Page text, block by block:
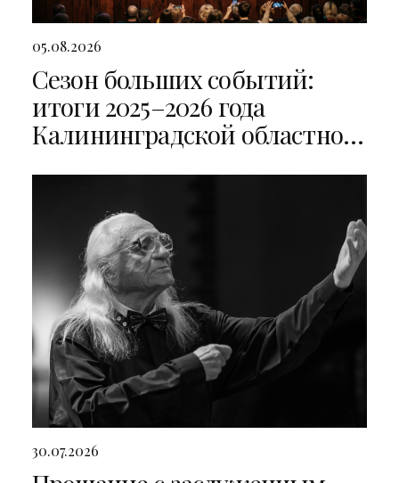
05.08.2026
Сезон больших событий:
итоги 2025–2026 года
Калининградской областной
30.07.2026